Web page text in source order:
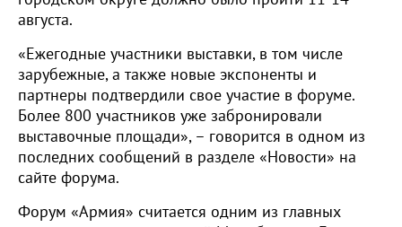
августа.
«Ежегодные участники выставки, в том числе
зарубежные, а также новые экспоненты и
партнеры подтвердили свое участие в форуме.
Более 800 участников уже забронировали
выставочные площади», – говорится в одном из
последних сообщений в разделе «Новости» на
сайте форума.
Форум «Армия» считается одним из главных